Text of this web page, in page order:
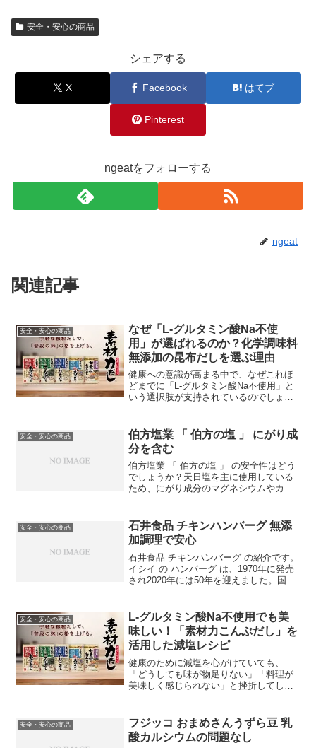
安全・安心の商品
シェアする
X Facebook はてブ
Pinterest
ngeatをフォローする
ngeat
関連記事
安全・安心の商品
なぜ「L-グルタミン酸Na不使
用」が選ばれるのか？化学調味料
無添加の昆布だしを選ぶ理由
健康への意識が高まる中で、なぜこれほ
どまでに「L-グルタミン酸Na不使用」と
いう選択肢が支持されているのでしょう
覚や食生活の未来に、大きな影響を与え
ているかもしれません。...
安全・安心の商品
伯方塩業 「 伯方の塩 」 にがり成
分を含む
伯方塩業 「 伯方の塩 」 の安全性はどう
でしょうか？天日塩を主に使用している
ため、にがり成分のマグネシウムやカル
ウムを主成分とする食品添加物です。海
水から塩を作る際...
安全・安心の商品
石井食品 チキンハンバーグ 無添
加調理で安心
石井食品 チキンハンバーグ の紹介です。
イシイ の ハンバーグ は、1970年に発売
され2020年には50年を迎えました。国産
グです。石井食品では発売から長年...
安全・安心の商品
L-グルタミン酸Na不使用でも美
味しい！「素材力こんぶだし」を
活用した減塩レシピ
健康のために減塩を心がけていても、
「どうしても味が物足りない」「料理が
美味しく感じられない」と挫折してしま
も、「だしの旨味で味の輪郭を補うこ
と」にあります。今回は、余計...
安全・安心の商品
フジッコ おまめさんうずら豆 乳
酸カルシウムの問題なし